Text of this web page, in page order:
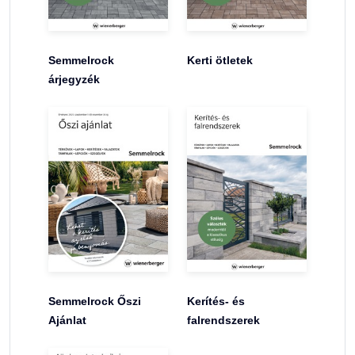
Semmelrock
árjegyzék
Kerti ötletek
Semmelrock Őszi
Ajánlat
Kerítés- és
falrendszerek